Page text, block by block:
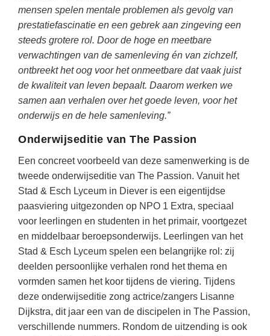
Kleurplaten
Mediawijsheid
Nieuws
Onderwijsprijs
Ruimte
Schoolreisideeën
Schoolspullen
Seizoenen
Seksualiteit
Sinterklaas
Spelletjes
Sprookjes
Startpagina onderwijs
Tweede Wereldoorlog
AI voor het onderwijs
Kruiswoordpuzzels
Onderwijslonen
Vrijeschoolonderwijs
Schoolspullen
Onderwijsvacatures
Afscheidstekst collega
Studieschuld & Hypotheek
Middelbare school niveaus
Studenten laptop
Docentenplein nieuwsbrief
Nieuwsbrief archief
mensen spelen mentale problemen als gevolg van
prestatiefascinatie en een gebrek aan zingeving een
steeds grotere rol. Door de hoge en meetbare
verwachtingen van de samenleving én van zichzelf,
ontbreekt het oog voor het onmeetbare dat vaak juist
de kwaliteit van leven bepaalt. Daarom werken we
samen aan verhalen over het goede leven, voor het
onderwijs en de hele samenleving.”
Onderwijseditie van The Passion
Een concreet voorbeeld van deze samenwerking is de
tweede onderwijseditie van The Passion. Vanuit het
Stad & Esch Lyceum in Diever is een eigentijdse
paasviering uitgezonden op NPO 1 Extra, speciaal
voor leerlingen en studenten in het primair, voortgezet
en middelbaar beroepsonderwijs. Leerlingen van het
Stad & Esch Lyceum spelen een belangrijke rol: zij
deelden persoonlijke verhalen rond het thema en
vormden samen het koor tijdens de viering. Tijdens
deze onderwijseditie zong actrice/zangers Lisanne
Dijkstra, dit jaar een van de discipelen in The Passion,
verschillende nummers. Rondom de uitzending is ook